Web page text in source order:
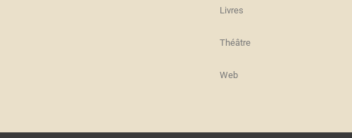
Livres
Théâtre
Web